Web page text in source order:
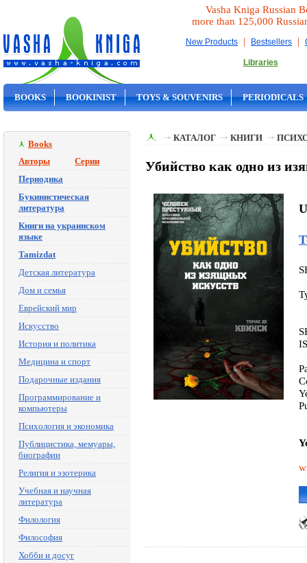
Vasha Kniga Russian
more than 125,000
New Products | Bestsellers |
Libraries
BOOKS BOOKINIST TOYS & SOUVENIRS PERIODICALS
Books
Авторы
Серии
Периодика
Букинистическая
литература
Книги на украинском
языке
Tamizdat
Детская литература
Дом и семья
Еврейский мир
Искусство
История и политика
Медицина и спорт
Подарочные издания
Программирование и
компьютеры
Психология и экономика
Публицистика, мемуары,
биографии
Религия и эзотерика
Учебная и научная
литература
Филология
Философия
Хобби и досуг
КАТАЛОГ КНИГИ
Убийство как одно из